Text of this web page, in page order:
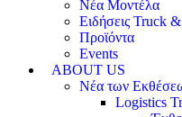
Νέα Μοντέλα
Ειδήσεις Truck
Προϊόντα
Events
ABOUT US
Νέα των
Logistics